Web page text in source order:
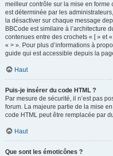
meilleur contrôle sur la mise en forme
est déterminée par les
la désactiver sur chaque message
BBCode est similaire à l’architecture
contenues entre des crochets « [ » et
« > ». Pour plus d’informations à
guide qui est accessible depuis la
Haut
Puis-je insérer du code HTML ?
Par mesure de sécurité, il n’est pas
forum. La majeure partie de la mise
code HTML peut être remplacée par
Haut
Que sont les émoticônes ?